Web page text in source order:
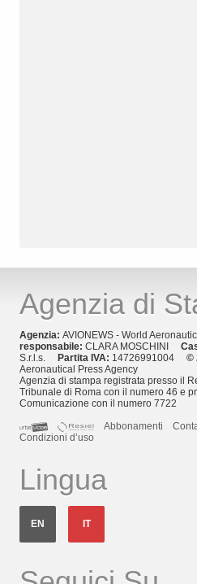
Agenzia di
Agenzia: AVIONEWS - World
responsabile: CLARA MOSCHINI
S.r.l.s.
Partita IVA: 14726991004 ©
Aeronautical Press Agency
Agenzia di stampa registrata presso il
Tribunale di Roma con il numero 46 e
Comunicazione con il numero 7722
Abbonamenti
Condizioni d’uso
Lingua
EN IT